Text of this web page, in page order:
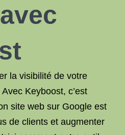
la visibilité de votre
Keyboost, c’est
site web sur Google est
de clients et augmenter